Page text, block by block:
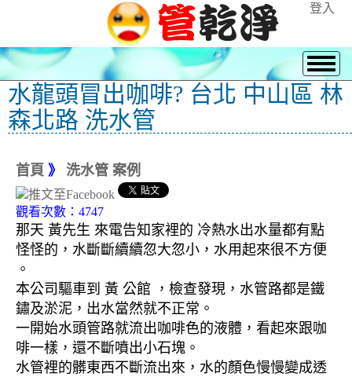
登入
水龍頭冒出咖啡? 台北 中山區 林
森北路 洗水管
首頁 》 洗水管 案例
觀看次數：4747
那天 黃先生 來電告知家裡的 冷熱水出水量都有點
怪怪的，水斷斷續續忽大忽小，水用起來很不方便
。
本公司驅車到 黃 公館 ，檢查發現，水管路都是鐵
鏽及淤泥，出水當然就不正常。
一開始水頭管路就流出咖啡色的液體，看起來跟咖
啡一樣，還不斷噴出小石塊。
水管裡的髒東西不斷流出來，水的顏色慢慢變成透